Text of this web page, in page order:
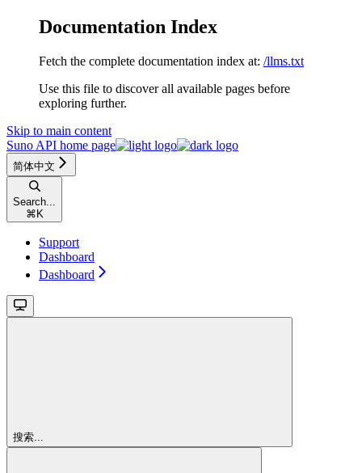
Documentation Index
Fetch the complete documentation index at: /llms.txt
Use this file to discover all available pages before
exploring further.
Skip to main content
Suno API home page
简体中文
Search...
⌘ K
Support
Dashboard
Dashboard
搜索...